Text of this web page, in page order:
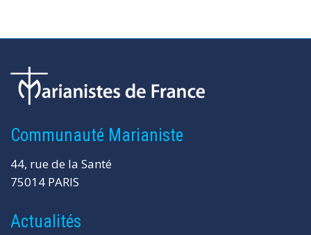
Communauté Marianiste
44, rue de la Santé
75014 PARIS
Actualités